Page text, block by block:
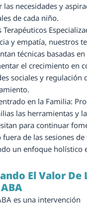
las necesidades y
de cada niño.
Terapéuticos
y empatía, nuestros
técnicas basadas
el crecimiento en
sociales y regulación
en la Familia:
las herramientas y
para continuar
de las sesiones de
un enfoque holístico
El Valor De
es una intervención